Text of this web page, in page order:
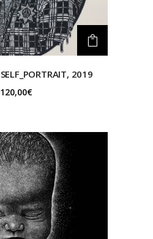
SELF_PORTRAIT, 2019
120,00€